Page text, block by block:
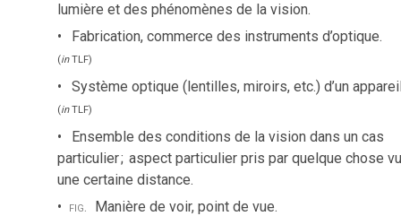
lumière et des phénomènes de la vision.
Fabrication, commerce des instruments d’optique.
(inTLF)
Système optique (lentilles, miroirs, etc.) d’un
(inTLF)
Ensemble des conditions de la vision dans un cas
particulier; aspect particulier pris par quelque chose
une certaine distance.
fig. Manière de voir, point de vue.